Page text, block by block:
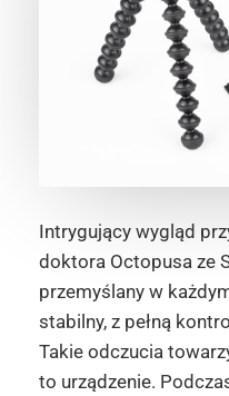
Intrygujący wygląd
doktora Octopusa ze
przemyślany w
stabilny, z pełną
Takie odczucia
to urządzenie.